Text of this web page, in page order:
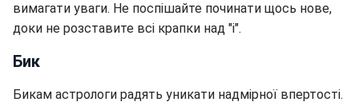
вимагати уваги. Не поспішайте починати щось нове,
доки не розставите всі крапки над "і".
Бик
Бикам астрологи радять уникати надмірної впертості.